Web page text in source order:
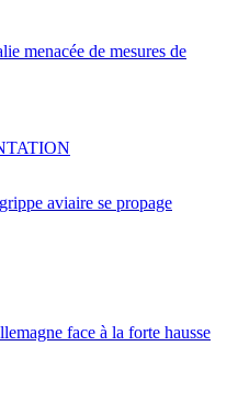
menacée de mesures de
aviaire se propage
face à la forte hausse